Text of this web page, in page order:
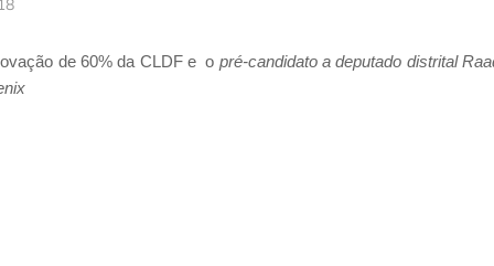
de 60% da CLDF e o pré-candidato a deputado distrital